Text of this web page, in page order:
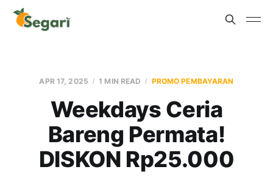
APR 17, 2025 1 MIN READ PROMO PEMBAYARAN
Weekdays Ceria
Bareng Permata!
DISKON Rp25.000